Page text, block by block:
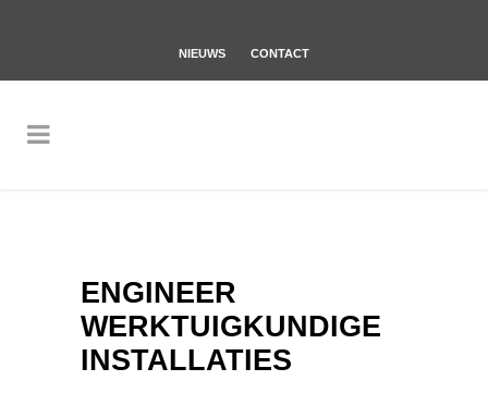
NIEUWS CONTACT
ENGINEER
WERKTUIGKUNDIGE
INSTALLATIES